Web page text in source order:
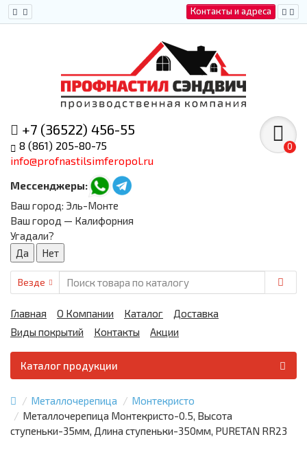
Контакты и адреса
+7 (36522) 456-55
8 (861) 205-80-75
info@profnastilsimferopol.ru
Мессенджеры:
0
Ваш город: Эль-Монте
Ваш город — Калифорния
Угадали?
Везде
Главная О Компании Каталог
Доставка
Виды покрытий
Контакты Акции
Каталог продукции
Металлочерепица
Монтекристо
Металлочерепица Монтекристо-0.5, Высота
ступеньки-35мм, Длина ступеньки-350мм, PURETAN RR23